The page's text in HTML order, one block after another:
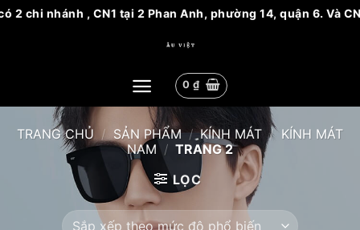
nhánh , CN1 tại 2 Phan Anh, phường 14, quận 6. Và CN2
0 ₫
TRANG CHỦ / SẢN PHẨM / KÍNH MÁT / KÍNH MÁT
NAM / TRANG 2
LỌC